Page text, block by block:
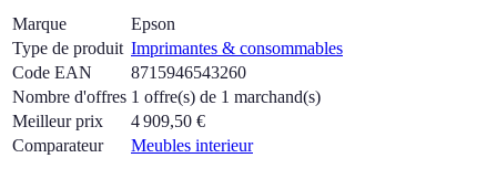
Marque
Epson
Type de produit Imprimantes & consommables
Code EAN
8715946543260
Nombre d'offres 1 offre(s) de 1 marchand(s)
Meilleur prix
4 909,50 €
Comparateur
Meubles interieur